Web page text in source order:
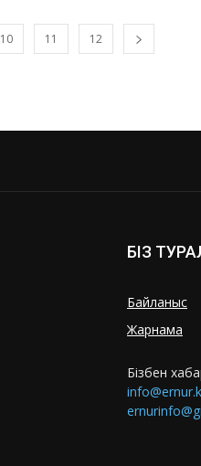
10 11 12
БІЗ
Байланыс
Жарнама
Бізбен